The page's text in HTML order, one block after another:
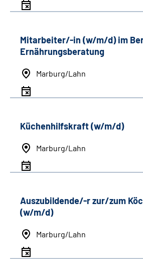
Mitarbeiter/-in (w/m/d) im
Ernährungsberatung
Marburg/Lahn
Küchenhilfskraft (w/m/d)
Marburg/Lahn
Auszubildende/-r zur/zum
(w/m/d)
Marburg/Lahn